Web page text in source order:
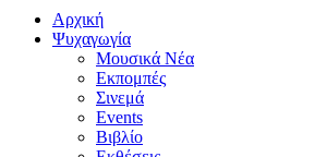
Αρχική
Ψυχαγωγία
Μουσικά Νέα
Εκπομπές
Σινεμά
Events
Βιβλίο